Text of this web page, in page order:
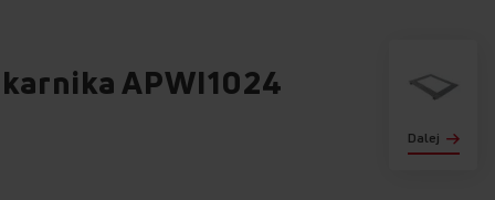
Dalej
APWI1024